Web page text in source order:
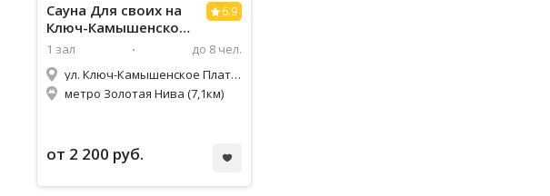
6.9
Сауна Для своих на
Ключ-Камышенском
Плато
1 зал
до 8 чел.
ул. Ключ-Камышенское Плато, 14
метро Золотая Нива (7,1км)
от 2 200 руб.